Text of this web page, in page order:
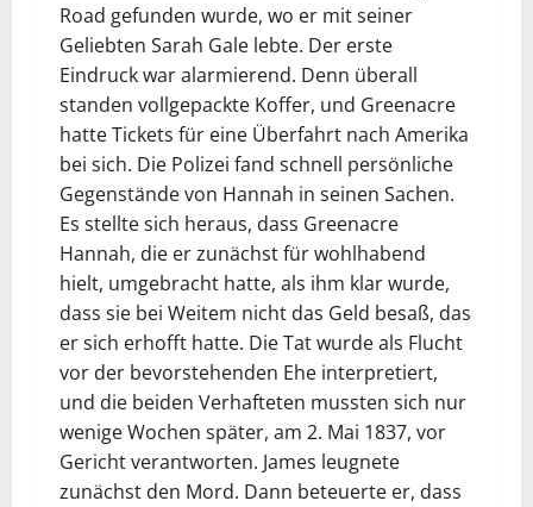
Road gefunden wurde, wo er mit seiner
Geliebten Sarah Gale lebte. Der erste
Eindruck war alarmierend. Denn überall
standen vollgepackte Koffer, und Greenacre
hatte Tickets für eine Überfahrt nach Amerika
bei sich. Die Polizei fand schnell persönliche
Gegenstände von Hannah in seinen Sachen.
Es stellte sich heraus, dass Greenacre
Hannah, die er zunächst für wohlhabend
hielt, umgebracht hatte, als ihm klar wurde,
dass sie bei Weitem nicht das Geld besaß, das
er sich erhofft hatte. Die Tat wurde als Flucht
vor der bevorstehenden Ehe interpretiert,
und die beiden Verhafteten mussten sich nur
wenige Wochen später, am 2. Mai 1837, vor
Gericht verantworten. James leugnete
zunächst den Mord. Dann beteuerte er, dass